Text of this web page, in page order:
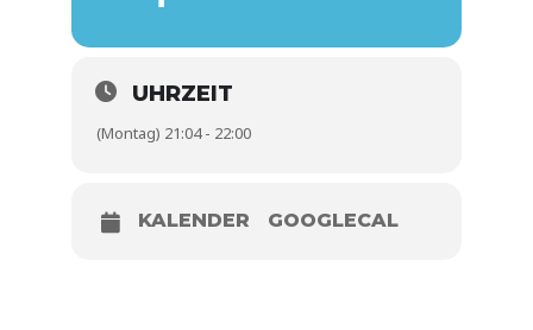
UHRZEIT
(Montag) 21:04 - 22:00
KALENDER GOOGLECAL